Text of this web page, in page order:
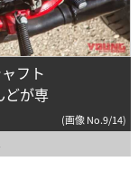
フト
どが専
(画像 No.9/14)